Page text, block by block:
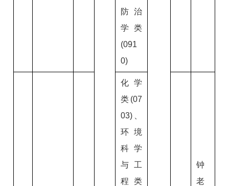
防治
学类
(091
0)
化学
类(07
03)、
环境
科学
与工
程类
钟
老